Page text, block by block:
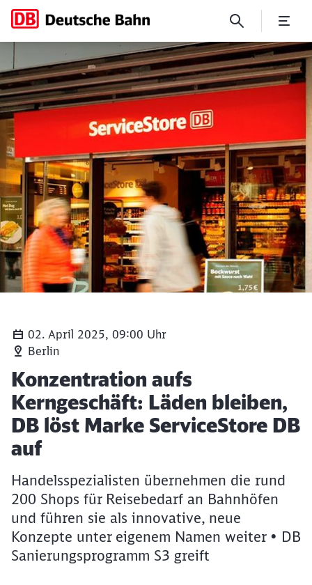
Konzentration aufs
02. April 2025, 09:00 Uhr
Berlin
Artikel:
Konzentration aufs
Kerngeschäft: Läden bleiben,
DB löst Marke ServiceStore DB
auf
Handelsspezialisten übernehmen die rund
200 Shops für Reisebedarf an Bahnhöfen
und führen sie als innovative, neue
Konzepte unter eigenem Namen weiter • DB
Sanierungsprogramm S3 greift